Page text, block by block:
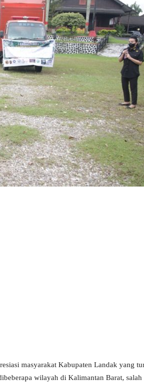
masyarakat Kabupaten Landak yang
wilayah di Kalimantan Barat, salah